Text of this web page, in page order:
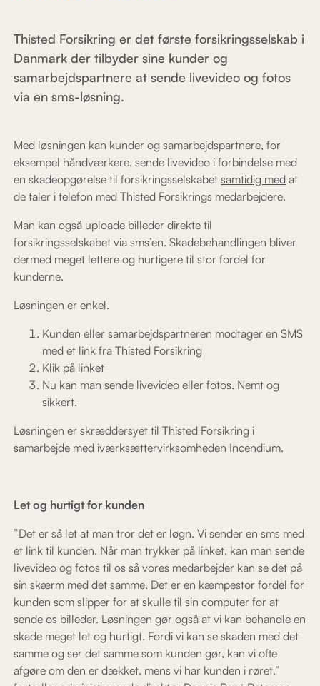
Thisted Forsikring er det første forsikringsselskab i
Danmark der tilbyder sine kunder og
samarbejdspartnere at sende livevideo og fotos
via en sms-løsning.
Med løsningen kan kunder og samarbejdspartnere, for
eksempel håndværkere, sende livevideo i forbindelse med
en skadeopgørelse til forsikringsselskabetsamtidig med at
de taler i telefon med Thisted Forsikrings medarbejdere.
Man kan også uploade billeder direkte til
forsikringsselskabet via sms’en. Skadebehandlingen bliver
dermed meget lettere og hurtigere til stor fordel for
kunderne.
Løsningen er enkel.
Kunden eller samarbejdspartneren modtager en SMS
med et link fra Thisted Forsikring
Klik på linket
Nu kan man sende livevideo eller fotos. Nemt og
sikkert.
Løsningen er skræddersyet til Thisted Forsikring i
samarbejde med iværksættervirksomheden Incendium.
Let og hurtigt for kunden
”Det er så let at man tror det er løgn. Vi sender en sms med
et link til kunden. Når man trykker på linket, kan man sende
livevideo og fotos til os så vores medarbejder kan se det på
sin skærm med det samme. Det er en kæmpestor fordel for
kunden som slipper for at skulle til sin computer for at
sende os billeder. Løsningen gør også at vi kan behandle en
skade meget let og hurtigt. Fordi vi kan se skaden med det
samme og ser det samme som kunden gør, kan vi ofte
afgøre om den er dækket, mens vi har kunden i røret,”